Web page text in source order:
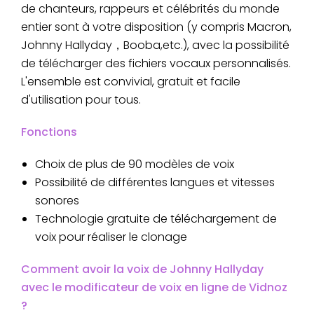
de chanteurs, rappeurs et célébrités du monde
entier sont à votre disposition (y compris Macron,
Johnny Hallyday，Booba,etc.), avec la possibilité
de télécharger des fichiers vocaux personnalisés.
L'ensemble est convivial, gratuit et facile
d'utilisation pour tous.
Fonctions
Choix de plus de 90 modèles de voix
Possibilité de différentes langues et vitesses
sonores
Technologie gratuite de téléchargement de
voix pour réaliser le clonage
Comment avoir la voix de Johnny Hallyday
avec le modificateur de voix en ligne de Vidnoz
?